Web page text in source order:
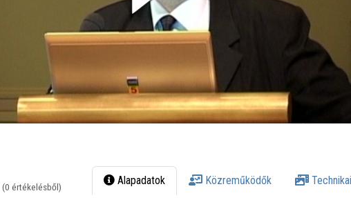
(0 értékelésből) Alapadatok Közreműködők